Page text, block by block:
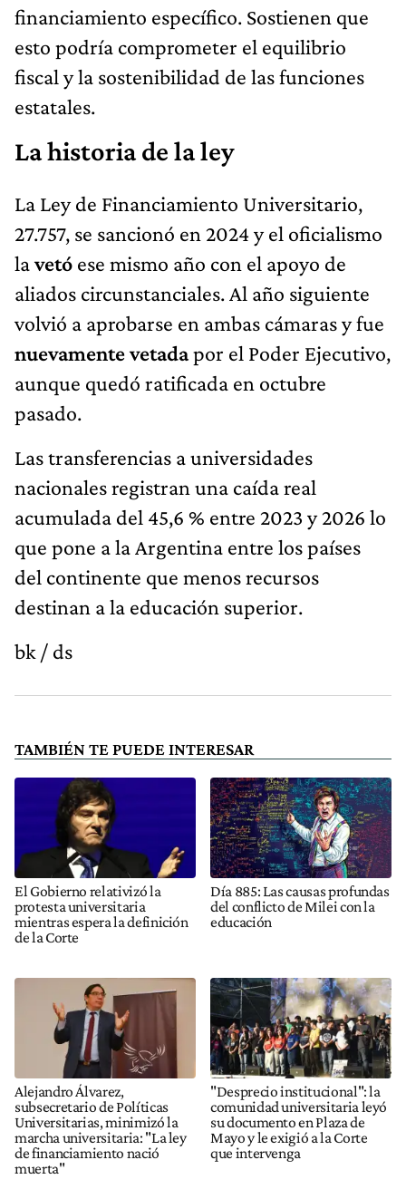
financiamiento específico. Sostienen que
esto podría comprometer el equilibrio
fiscal y la sostenibilidad de las funciones
estatales.
La historia de la ley
La Ley de Financiamiento Universitario,
27.757, se sancionó en 2024 y el oficialismo
lavetó ese mismo año con el apoyo de
aliados circunstanciales. Al año siguiente
volvió a aprobarse en ambas cámaras y fue
nuevamente vetadapor el Poder Ejecutivo,
aunque quedó ratificada en octubre
pasado.
Las transferencias a universidades
nacionales registran una caída real
acumulada del 45,6 % entre 2023 y 2026 lo
que pone a la Argentina entre los países
del continente que menos recursos
destinan a la educación superior.
bk / ds
TAMBIÉN TE PUEDE INTERESAR
El Gobierno relativizó la
protesta universitaria
mientras espera la definición
de la Corte
Día 885: Las causas profundas
del conflicto de Milei con la
educación
Alejandro Álvarez,
subsecretario de Políticas
Universitarias, minimizó la
marcha universitaria: "La ley
de financiamiento nació
muerta"
"Desprecio institucional": la
comunidad universitaria leyó
su documento en Plaza de
Mayo y le exigió a la Corte
que intervenga